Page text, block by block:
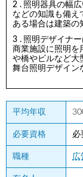
照明器具の幅
などの知識も備え
ある場合は建築の
照明デザイナ
商業施設に照明を
や橋やビルなど大
舞台照明デザイン
平均年収
必要資格 必
職種 広